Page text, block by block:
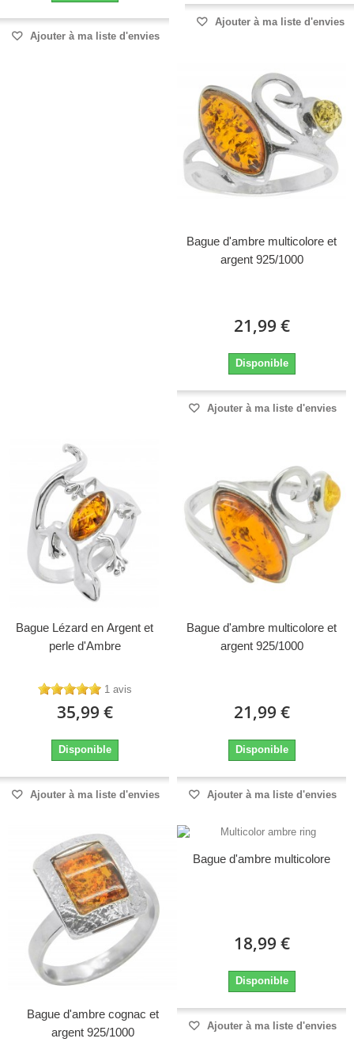
Ajouter à ma liste d'envies
Ajouter à ma liste d'envies
Bague d'ambre multicolore et
argent 925/1000
21,99 €
Disponible
Ajouter à ma liste d'envies
Bague Lézard en Argent et
perle d'Ambre
1 avis
35,99 €
Disponible
Ajouter à ma liste d'envies
Bague d'ambre multicolore et
argent 925/1000
21,99 €
Disponible
Ajouter à ma liste d'envies
Bague d'ambre cognac et
argent 925/1000
Bague d'ambre multicolore
18,99 €
Disponible
Ajouter à ma liste d'envies